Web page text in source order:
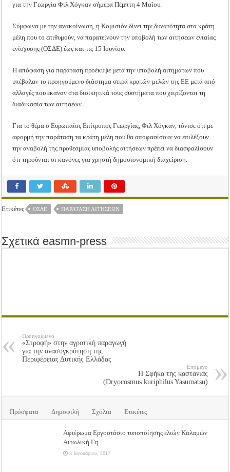
για την Γεωργία Φιλ Χόγκαν σήμερα Πέμπτη 4 Μαΐου.
Σύμφωνα με την ανακοίνωση, η Κομισιόν δίνει την δυνατότητα στα κράτη
μέλη που το επιθυμούν, να παρατείνουν την υποβολή των αιτήσεων ενιαίας
ενίσχυσης (ΟΣΔΕ) έως και τις 15 Ιουνίου.
Η απόφαση για παράταση προέκυψε μετά την υποβολή αιτημάτων που
υπέβαλαν το προηγούμενο διάστημα σειρά κρατών-μελών της ΕΕ μετά από
αλλαγές που έκαναν στα διοικητικά τους συστήματα που χειρίζονται τη
διαδικασία των αιτήσεων.
Για το θέμα ο Ευρωπαίος Επίτροπος Γεωργίας, Φιλ Χόγκαν, τόνισε ότι με
αφορμή την παράταση τα κράτη μέλη που θα αποφασίσουν να επιλέξουν
την αναβολή της προθεσμίας υποβολής αιτήσεων πρέπει να διασφαλίσουν
ότι τηρούνται οι κανόνες για χρηστή δημοσιονομική διαχείριση.
Ετικέτες ΟΣΔΕ ΠΑΡΆΤΑΣΗ ΑΙΤΉΣΕΩΝ
Σχετικά easmn-press
Προηγούμενο
«Στροφή» στην αγροτική παραγωγή
για την ανασυγκρότηση της
Περιφέρειας Δυτικής Ελλάδας
Επόμενο
Η Σφήκα της καστανιάς
(Dryocosmus kuriphilus Yasumatsu)
Πρόσφατα Δημοφιλή Σχόλια Ετικέτες
Αφιέρωμα Εργοστάσιο τυποποίησης ελιών Καλαμών
Αιτωλική Γη
3 Ιανουαρίου, 2017